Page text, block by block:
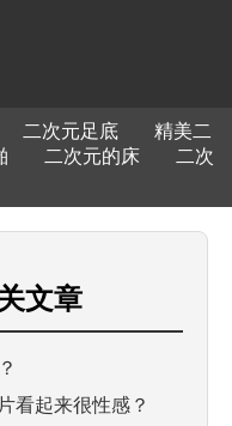
二次元足底
精美二
二次元的床
二次
文章
看起来很性感？